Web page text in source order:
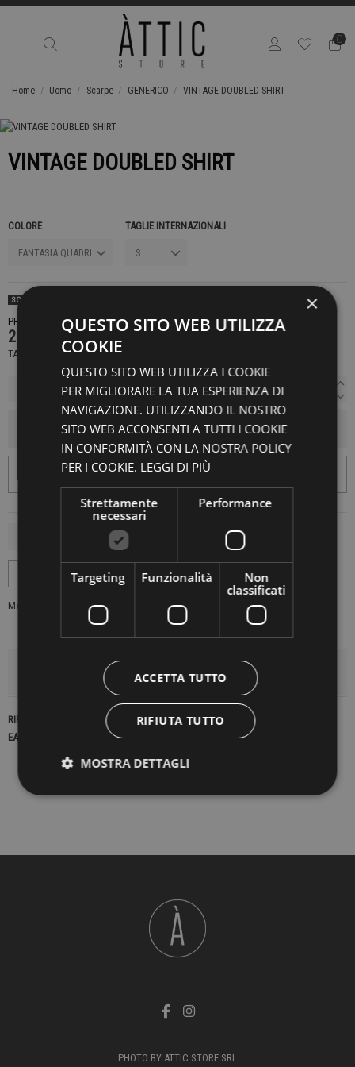
0
Home Uomo Scarpe GENERICO VINTAGE DOUBLED SHIRT
VINTAGE DOUBLED SHIRT
COLORE TAGLIE INTERNAZIONALI
SOLD OUT
PRODOTTO NON DISPONIBILE CONTATTACI PER SAPERE DI PIÙ
219,00 €
TASSE INCLUSE
AGGIUNGI AL CARRELLO
MARCA:
DETTAGLI DEL PRODOTTO
RIFERIMENTO
EAN13
PHOTO BY ATTIC STORE SRL
×
QUESTO SITO WEB UTILIZZA
COOKIE
QUESTO SITO WEB UTILIZZA I COOKIE
PER MIGLIORARE LA TUA ESPERIENZA DI
NAVIGAZIONE. UTILIZZANDO IL NOSTRO
SITO WEB ACCONSENTI A TUTTI I COOKIE
IN CONFORMITÀ CON LA NOSTRA POLICY
PER I COOKIE. LEGGI DI PIÙ
Strettamente
necessari
Performance
Targeting Funzionalità
Non
classificati
ACCETTA TUTTO
RIFIUTA TUTTO
MOSTRA DETTAGLI